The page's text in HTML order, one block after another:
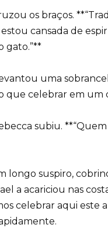
os braços.
cansada de
gato.”**
uma
que celebrar em um
subiu.
longo suspiro,
a acariciou nas
celebrar aqui este